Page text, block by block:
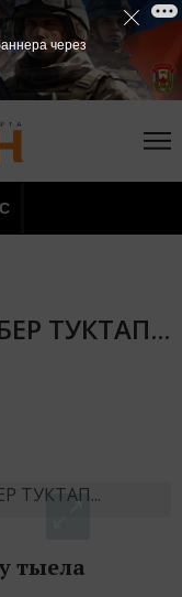
ТУКТАП...
тыела
через